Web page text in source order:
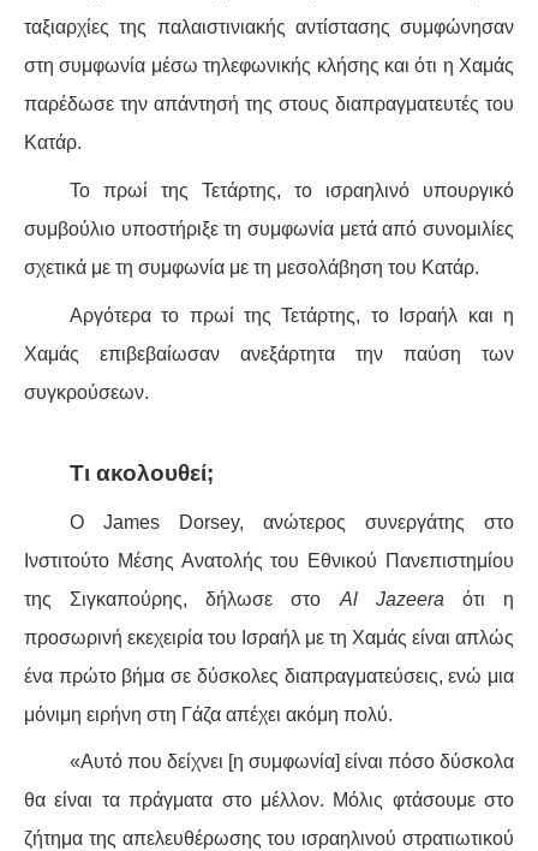
ταξιαρχίες της παλαιστινιακής αντίστασης συμφώνησαν
στη συμφωνία μέσω τηλεφωνικής κλήσης και ότι η Χαμάς
παρέδωσε την απάντησή της στους διαπραγματευτές του
Κατάρ.
Το πρωί της Τετάρτης, το ισραηλινό υπουργικό
συμβούλιο υποστήριξε τη συμφωνία μετά από συνομιλίες
σχετικά με τη συμφωνία με τη μεσολάβηση του Κατάρ.
Αργότερα το πρωί της Τετάρτης, το Ισραήλ και η
Χαμάς επιβεβαίωσαν ανεξάρτητα την παύση των
συγκρούσεων.
Τι ακολουθεί;
Ο James Dorsey, ανώτερος συνεργάτης στο
Ινστιτούτο Μέσης Ανατολής του Εθνικού Πανεπιστημίου
της Σιγκαπούρης, δήλωσε στο Al Jazeera ότι η
προσωρινή εκεχειρία του Ισραήλ με τη Χαμάς είναι απλώς
ένα πρώτο βήμα σε δύσκολες διαπραγματεύσεις, ενώ μια
μόνιμη ειρήνη στη Γάζα απέχει ακόμη πολύ.
«Αυτό που δείχνει [η συμφωνία] είναι πόσο δύσκολα
θα είναι τα πράγματα στο μέλλον. Μόλις φτάσουμε στο
ζήτημα της απελευθέρωσης του ισραηλινού στρατιωτικού